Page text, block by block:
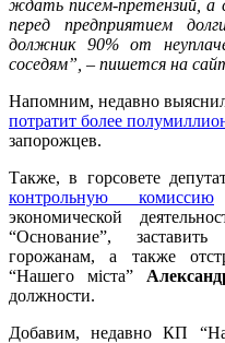
ждать писем-претензий, а
перед предприятием
должник 90% от
соседям”, – пишется на
Напомним, недавно
потратит более
запорожцев.
Также, в горсовете
контрольную комиссию
экономической
“Основание”,
горожанам, а также
“Нашего міста”
должности.
Добавим, недавно КП